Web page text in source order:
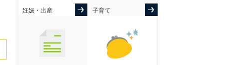
妊娠・出産 子育て